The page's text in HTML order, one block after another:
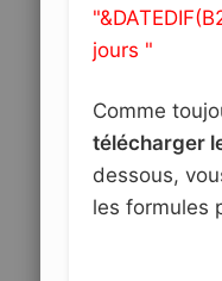
jours "
Comme
télécharger
dessous,
les formules